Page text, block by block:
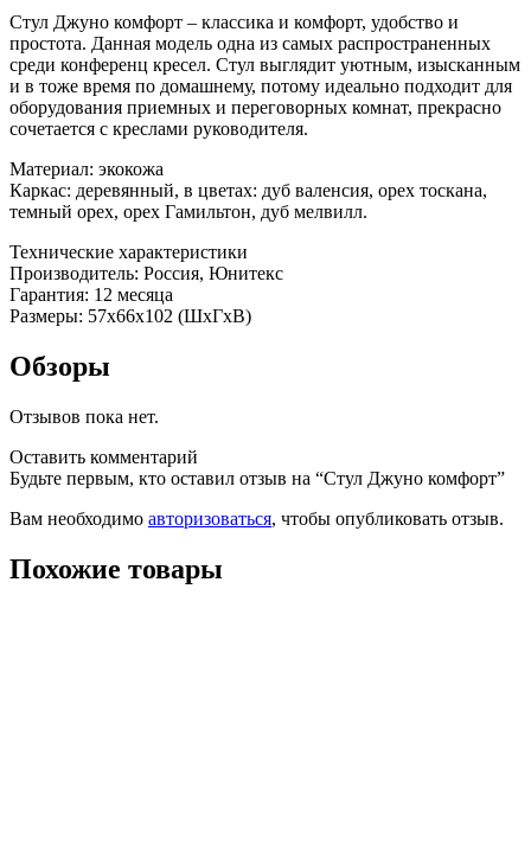
Стул Джуно комфорт – классика и комфорт, удобство и
простота. Данная модель одна из самых распространенных
среди конференц кресел. Стул выглядит уютным, изысканным
и в тоже время по домашнему, потому идеально подходит для
оборудования приемных и переговорных комнат, прекрасно
сочетается с креслами руководителя.
Материал: экокожа
Каркас: деревянный, в цветах: дуб валенсия, орех тоскана,
темный орех, орех Гамильтон, дуб мелвилл.
Технические характеристики
Производитель: Россия, Юнитекс
Гарантия: 12 месяца
Размеры: 57x66x102 (ШхГхВ)
Обзоры
Отзывов пока нет.
Оставить комментарий
Будьте первым, кто оставил отзыв на “Стул Джуно комфорт”
Вам необходимо авторизоваться, чтобы опубликовать отзыв.
Похожие товары